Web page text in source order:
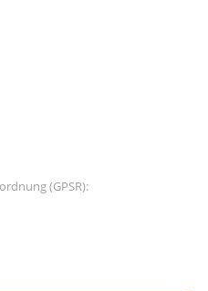
(GPSR):